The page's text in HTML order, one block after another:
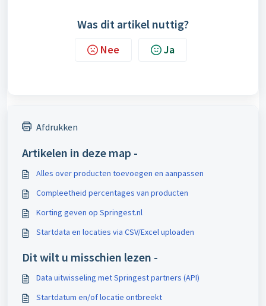
Was dit artikel nuttig?
Nee Ja
Afdrukken
Artikelen in deze map -
Alles over producten toevoegen en aanpassen
Compleetheid percentages van producten
Korting geven op Springest.nl
Startdata en locaties via CSV/Excel uploaden
Dit wilt u misschien lezen -
Data uitwisseling met Springest partners (API)
Startdatum en/of locatie ontbreekt